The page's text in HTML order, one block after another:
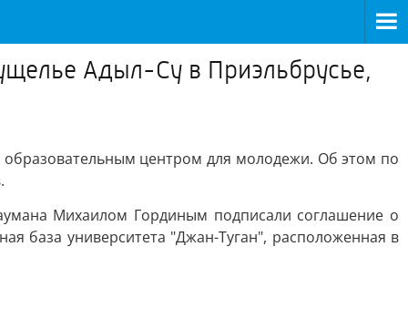
Адыл-Су в Приэльбрусье,
образовательным центром для молодежи. Об этом по
Михаилом Гординым подписали соглашение о
база университета "Джан-Туган", расположенная в